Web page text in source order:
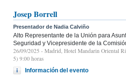
Josep Borrell
Presentador de Nadia Calviño
Alto Representante de la Unión para
Seguridad y Vicepresidente de la
26/09/2025 - Madrid, Hotel Mandarin Oriental
5) 9:00 horas
Información del evento